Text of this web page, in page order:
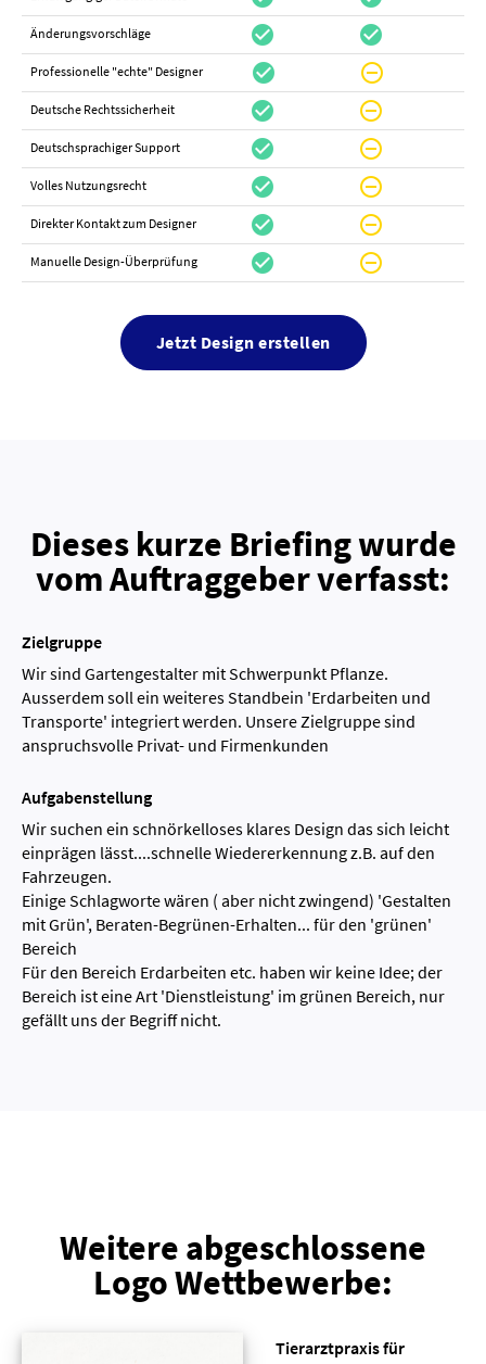
Änderungsvorschläge check_circle check_circle
Professionelle "echte" Designer check_circle do_not_disturb_on
Deutsche Rechtssicherheit check_circle do_not_disturb_on
Deutschsprachiger Support check_circle do_not_disturb_on
Volles Nutzungsrecht check_circle do_not_disturb_on
Direkter Kontakt zum Designer check_circle do_not_disturb_on
Manuelle Design-Überprüfung check_circle do_not_disturb_on
Jetzt Design erstellen
Dieses kurze Briefing wurde
vom Auftraggeber verfasst:
Zielgruppe
Wir sind Gartengestalter mit Schwerpunkt Pflanze.
Ausserdem soll ein weiteres Standbein 'Erdarbeiten und
Transporte' integriert werden. Unsere Zielgruppe sind
anspruchsvolle Privat- und Firmenkunden
Aufgabenstellung
Wir suchen ein schnörkelloses klares Design das sich leicht
einprägen lässt....schnelle Wiedererkennung z.B. auf den
Fahrzeugen.
Einige Schlagworte wären ( aber nicht zwingend) 'Gestalten
mit Grün', Beraten-Begrünen-Erhalten... für den 'grünen'
Bereich
Für den Bereich Erdarbeiten etc. haben wir keine Idee; der
Bereich ist eine Art 'Dienstleistung' im grünen Bereich, nur
gefällt uns der Begriff nicht.
Weitere abgeschlossene
Logo Wettbewerbe:
Tierarztpraxis für